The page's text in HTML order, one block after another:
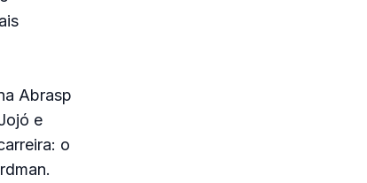
Abrasp
e
o